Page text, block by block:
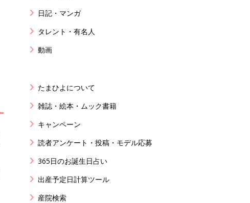
日記・マンガ
タレント・有名人
動画
たまひよについて
雑誌・絵本・ムック書籍
キャンペーン
読者アンケート・投稿・モデル応募
365日のお誕生日占い
出産予定日計算ツール
産院検索